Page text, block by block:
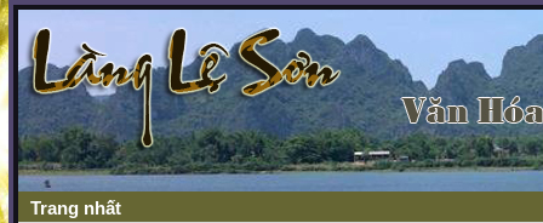
Trang nhất